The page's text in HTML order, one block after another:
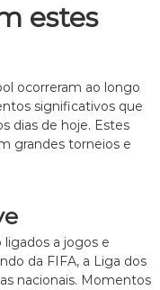
estes
ocorreram ao longo
significativos que
dias de hoje. Estes
grandes torneios e
a jogos e
da FIFA, a Liga dos
nacionais. Momentos